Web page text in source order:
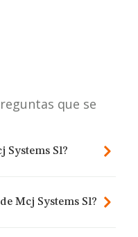
que se
Systems Sl?
Mcj Systems Sl?